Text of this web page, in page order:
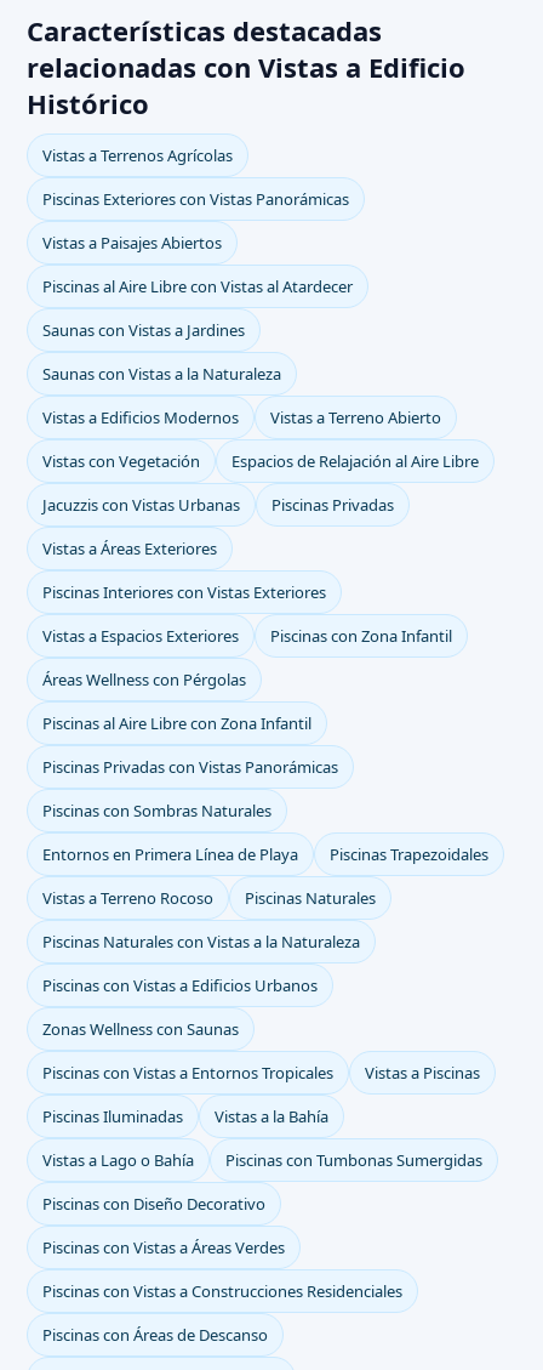
Características destacadas
relacionadas con Vistas a Edificio
Histórico
Vistas a Terrenos Agrícolas
Piscinas Exteriores con Vistas Panorámicas
Vistas a Paisajes Abiertos
Piscinas al Aire Libre con Vistas al Atardecer
Saunas con Vistas a Jardines
Saunas con Vistas a la Naturaleza
Vistas a Edificios Modernos
Vistas a Terreno Abierto
Vistas con Vegetación
Espacios de Relajación al Aire Libre
Jacuzzis con Vistas Urbanas
Piscinas Privadas
Vistas a Áreas Exteriores
Piscinas Interiores con Vistas Exteriores
Vistas a Espacios Exteriores
Piscinas con Zona Infantil
Áreas Wellness con Pérgolas
Piscinas al Aire Libre con Zona Infantil
Piscinas Privadas con Vistas Panorámicas
Piscinas con Sombras Naturales
Entornos en Primera Línea de Playa
Piscinas Trapezoidales
Vistas a Terreno Rocoso
Piscinas Naturales
Piscinas Naturales con Vistas a la Naturaleza
Piscinas con Vistas a Edificios Urbanos
Zonas Wellness con Saunas
Piscinas con Vistas a Entornos Tropicales
Vistas a Piscinas
Piscinas Iluminadas
Vistas a la Bahía
Vistas a Lago o Bahía
Piscinas con Tumbonas Sumergidas
Piscinas con Diseño Decorativo
Piscinas con Vistas a Áreas Verdes
Piscinas con Vistas a Construcciones Residenciales
Piscinas con Áreas de Descanso